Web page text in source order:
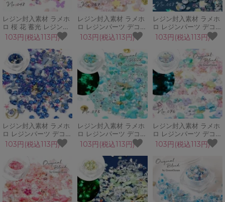
レジン封入素材 ラメホ
ロ 桜 花 蓄光 レジンパ
ーツ デコパーツ ビジュ
ー フェミニンピンク お
粉 ネイル シェイカーモ
ールド GreenOceanオ
リジナルブレンド♪
103円(税込113円)
レジン封入素材 ラメホ
ロ レジンパーツ デコパ
ーツ ビジュー ハニーピ
ンク お粉 ネイル シェ
イカーモールド
GreenOceanオリジナ
ルブレンド♪
103円(税込113円)
レジン封入素材 ラメホ
ロ レジンパーツ デコパ
ーツ ビジュー オーロラ
ミント 蓄光 お粉 ネイ
ル シェイカーモールド
GreenOceanオリジナ
ルブレンド♪
103円(税込113円)
レジン封入素材 ラメホ
ロ レジンパーツ デコパ
ーツ ビジュー ブルーム
ーン 月 星 宇宙 お粉 ネ
イル シェイカーモール
ド GreenOceanオリジ
ナルブレンド♪
103円(税込113円)
レジン封入素材 ラメホ
ロ レジンパーツ デコパ
ーツ ビジュー マーメイ
ド・ブルー マリン シェ
ル お粉 ネイル シェイ
カーモールド
GreenOceanオリジナ
ルブレンド♪
103円(税込113円)
レジン封入素材 ラメホ
ロ レジンパーツ デコパ
ーツ レインボーファン
タジー 蓄光 蝶 花 ビジ
ュー お粉 ネイル シェ
イカーモールド
GreenOceanオリジナ
ルブレンド♪
103円(税込113円)